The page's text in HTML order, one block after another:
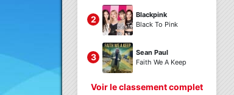
2
Blackpink
Black To Pink
3
Sean Paul
Faith We A Keep
Voir le classement complet